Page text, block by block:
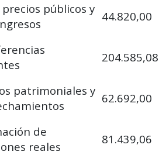
precios públicos y
44.820,00
204.585,08
patrimoniales y
62.692,00
de
reales
81.439,06